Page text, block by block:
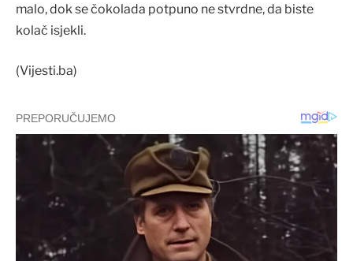
malo, dok se čokolada potpuno ne stvrdne, da biste
kolač isjekli.
(Vijesti.ba)